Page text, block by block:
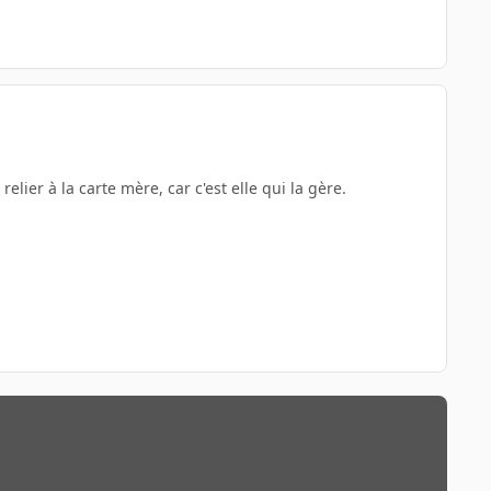
à la carte mère, car c'est elle qui la gère.